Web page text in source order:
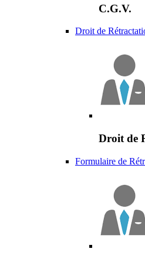
C.G.V.
Droit de
Droit de
Formulaire de